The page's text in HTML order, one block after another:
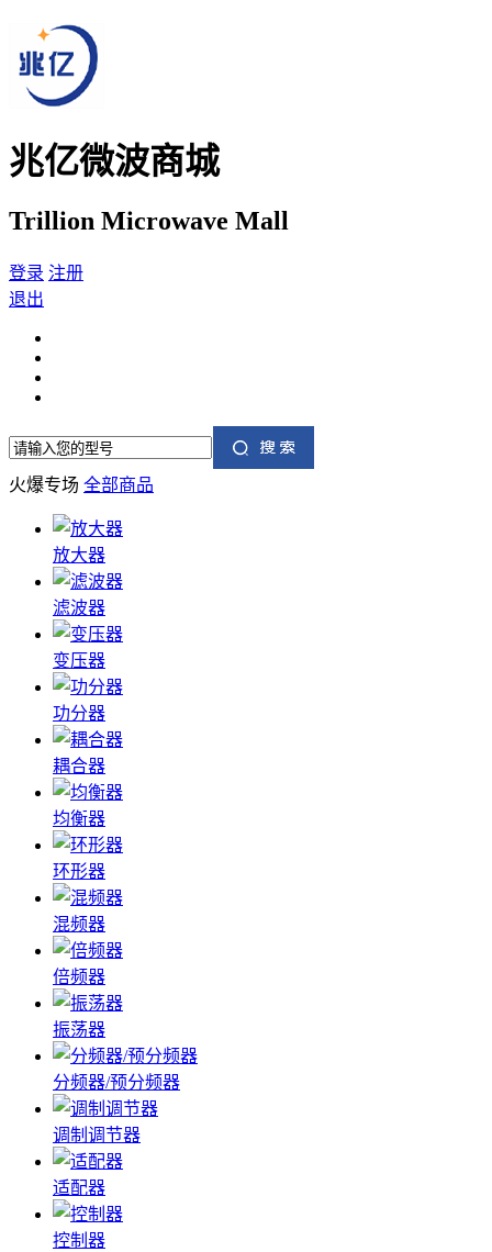
兆亿微波商城
Trillion Microwave Mall
登录 注册
退出
火爆专场 全部商品
放大器
滤波器
变压器
功分器
耦合器
均衡器
环形器
混频器
倍频器
振荡器
分频器/预分频器
调制调节器
适配器
控制器